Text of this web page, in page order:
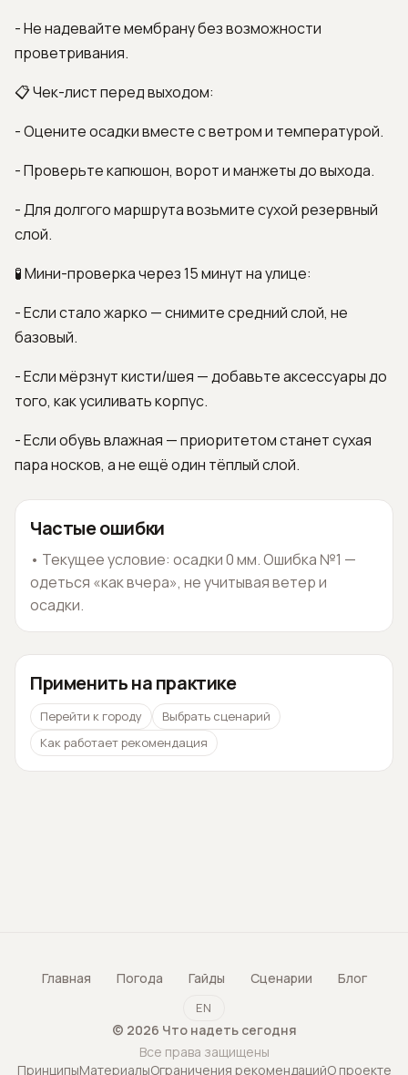
- Не надевайте мембрану без возможности
проветривания.
📋 Чек-лист перед выходом:
- Оцените осадки вместе с ветром и температурой.
- Проверьте капюшон, ворот и манжеты до выхода.
- Для долгого маршрута возьмите сухой резервный
слой.
🧪 Мини-проверка через 15 минут на улице:
- Если стало жарко — снимите средний слой, не
базовый.
- Если мёрзнут кисти/шея — добавьте аксессуары до
того, как усиливать корпус.
- Если обувь влажная — приоритетом станет сухая
пара носков, а не ещё один тёплый слой.
Частые ошибки
• Текущее условие: осадки 0 мм. Ошибка №1 —
одеться «как вчера», не учитывая ветер и
осадки.
Применить на практике
Перейти к городу
Выбрать сценарий
Как работает рекомендация
Главная Погода Гайды Сценарии Блог
EN
© 2026 Что надеть сегодня
Все права защищены
ПринципыМатериалыОграничения рекомендацийО проекте